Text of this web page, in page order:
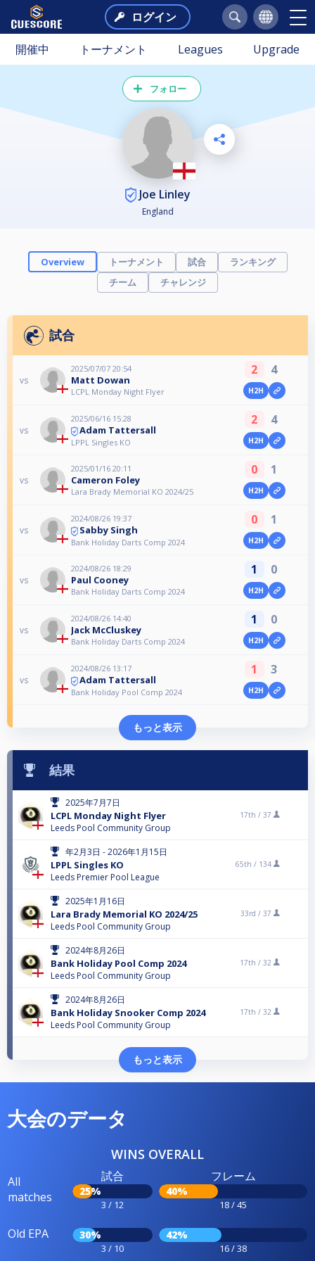
ログイン
開催中 トーナメント Leagues Upgrade
フォロー
Joe Linley
England
Overview トーナメント 試合
ランキング
チーム
チャレンジ
試合
vs
2025/07/07 20:54
Matt Dowan
LCPL Monday Night Flyer
2 4
H2H
vs
2025/06/16 15:28
Adam Tattersall
LPPL Singles KO
2 4
H2H
vs
2025/01/16 20:11
Cameron Foley
Lara Brady Memorial KO 2024/25
0 1
H2H
vs
2024/08/26 19:37
Sabby Singh
Bank Holiday Darts Comp 2024
0 1
H2H
vs
2024/08/26 18:29
Paul Cooney
Bank Holiday Darts Comp 2024
1 0
H2H
vs
2024/08/26 14:40
Jack McCluskey
Bank Holiday Darts Comp 2024
1 0
H2H
vs
2024/08/26 13:17
Adam Tattersall
Bank Holiday Pool Comp 2024
1 3
H2H
もっと表示
結果
2025年7月7日
LCPL Monday Night Flyer
Leeds Pool Community Group
17th / 37
年2月3日 - 2026年1月15日
LPPL Singles KO
Leeds Premier Pool League
65th / 134
2025年1月16日
Lara Brady Memorial KO 2024/25
Leeds Pool Community Group
33rd / 37
2024年8月26日
Bank Holiday Pool Comp 2024
Leeds Pool Community Group
17th / 32
2024年8月26日
Bank Holiday Snooker Comp 2024
Leeds Pool Community Group
17th / 32
もっと表示
大会のデータ
WINS OVERALL
All
matches
試合
25%
3 / 12
フレーム
40%
18 / 45
Old EPA 30%
3 / 10
42%
16 / 38